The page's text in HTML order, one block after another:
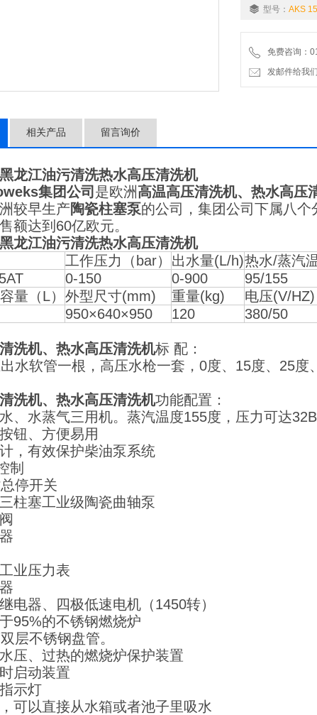
型号： AKS
免费咨询：
发邮件给我
相关产品 留言询价
龙江油污清洗热水高压清洗机
集团公司 是欧洲高温高压清洗机、热水高压
较早生产陶瓷柱塞泵的公司，集团公司下属八
额达到60亿欧元。
龙江油污清洗热水高压清洗机
工作压力（bar） 出水量(L/h)热水/蒸汽
0-150 0-900 95/155
量（L） 外型尺寸(mm) 重量(kg) 电压(V/HZ)
950×640×950 120 380/50
洗机、热水高压清洗机标 配：
水软管一根，高压水枪一套，0度、15度、25
洗机、热水高压清洗机功能配置：
、水蒸气三用机。蒸汽温度155度，压力可达
钮、方便易用
，有效保护柴油泵系统
制
停开关
柱塞工业级陶瓷曲轴泵
业压力表
电器、四极低速电机（1450转）
95%的不锈钢燃烧炉
层不锈钢盘管。
压、过热的燃烧炉保护装置
启动装置
示灯
可以直接从水箱或者池子里吸水